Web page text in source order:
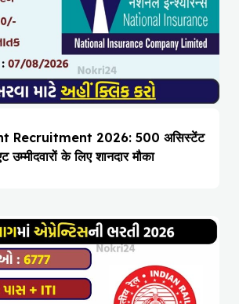
Recruitment 2026: 500 असिस्टेंट
उम्मीदवारों के लिए शानदार मौका